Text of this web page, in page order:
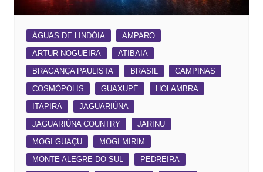
ÁGUAS DE LINDÓIA
AMPARO
ARTUR NOGUEIRA
ATIBAIA
BRAGANÇA PAULISTA
BRASIL
CAMPINAS
COSMÓPOLIS
GUAXUPÉ
HOLAMBRA
ITAPIRA
JAGUARIÚNA
JAGUARIÚNA COUNTRY
JARINU
MOGI GUAÇU
MOGI MIRIM
MONTE ALEGRE DO SUL
PEDREIRA